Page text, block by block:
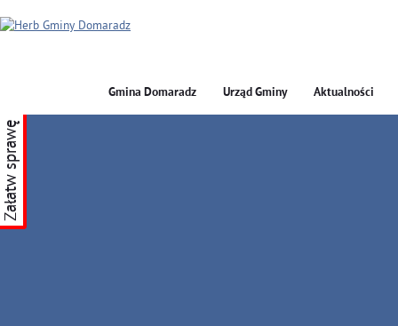
GMINA DOMARADZ
Gmina Domaradz Urząd Gminy Aktualności
Załatw sprawę